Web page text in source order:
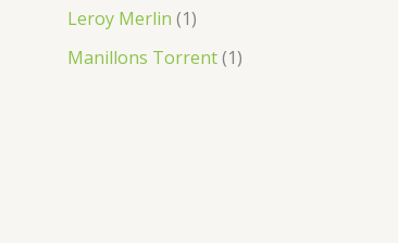
Leroy Merlin (1)
Manillons Torrent(1)